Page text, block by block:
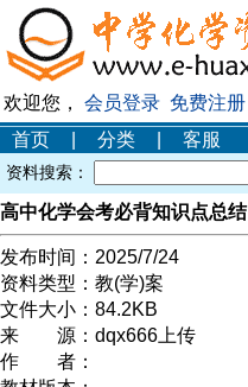
欢迎您， 会员登录 免费注册
首页
分类 客服
资料搜索：
高中化学会考必背知识点总结
发布时间： 2025/7/24
资料类型： 教(学)案
文件大小： 84.2KB
来 源： dqx666上传
作 者：